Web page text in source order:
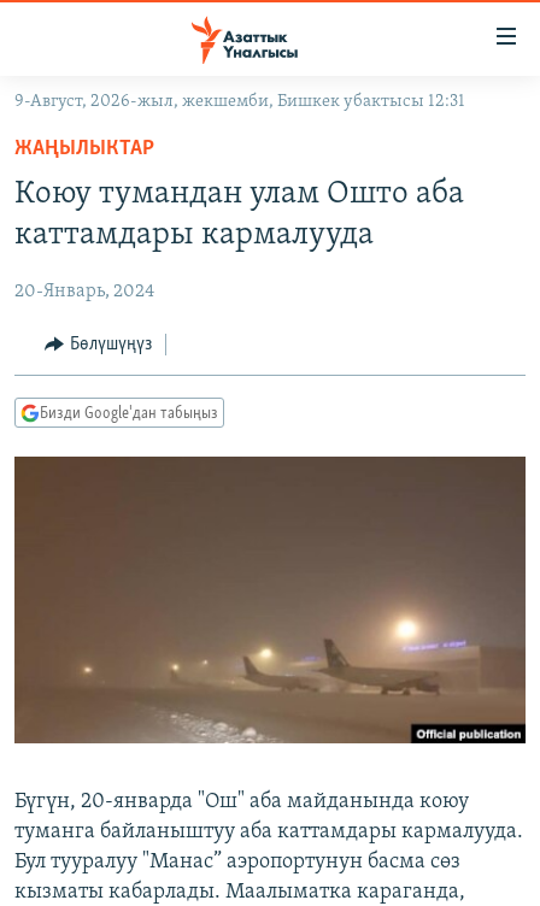
Навигацияга
өтүңүз
Издөөгө
салыңызКЫРГЫЗСТАН
ЭКОНОМИКА
МАДАНИЯТ
ДҮЙНӨ
БОРБОР АЗИЯ
АТАЙЫН ИЛИКТӨӨ
ТВ ПРОГРАММАЛАР
ЭКСПЕРТТЕР ТАЛДАЙТ
ӨЗГӨЧӨ ПИКИР
ЭЕ/АРнун бардык сайттары
9-Август, 2026-жыл, жекшемби, Бишкек убактысы 12:31
ЖАҢЫЛЫКТАР
Коюу тумандан улам Ошто аба
каттамдары кармалууда
20-Январь, 2024
Бөлүшүңүз
Бизди Google'дан табыңыз
Бүгүн, 20-январда "Ош" аба майданында коюу
туманга байланыштуу аба каттамдары кармалууда.
Бул тууралуу "Манас” аэропортунун басма сөз
кызматы кабарлады. Маалыматка караганда,